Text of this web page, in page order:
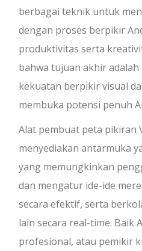
berbagai teknik untuk
dengan proses berpikir
produktivitas serta
bahwa tujuan akhir
kekuatan berpikir visual
membuka potensi penuh
Alat pembuat peta pikiran
menyediakan antarmuka
yang memungkinkan
dan mengatur ide-ide
secara efektif, serta
lain secara real-time. Baik
profesional, atau pemikir